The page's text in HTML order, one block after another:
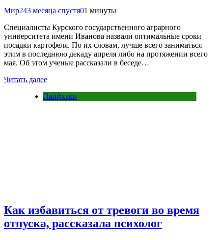
Мир243 месяца спустя01 минуты
Специалисты Курского государственного аграрного
университета имени Иванова назвали оптимальные сроки
посадки картофеля. По их словам, лучше всего заниматься
этим в последнюю декаду апреля либо на протяжении всего
мая. Об этом ученые рассказали в беседе…
Читать далее
Лайфхаки
Как избавиться от тревоги во время
отпуска, рассказала психолог